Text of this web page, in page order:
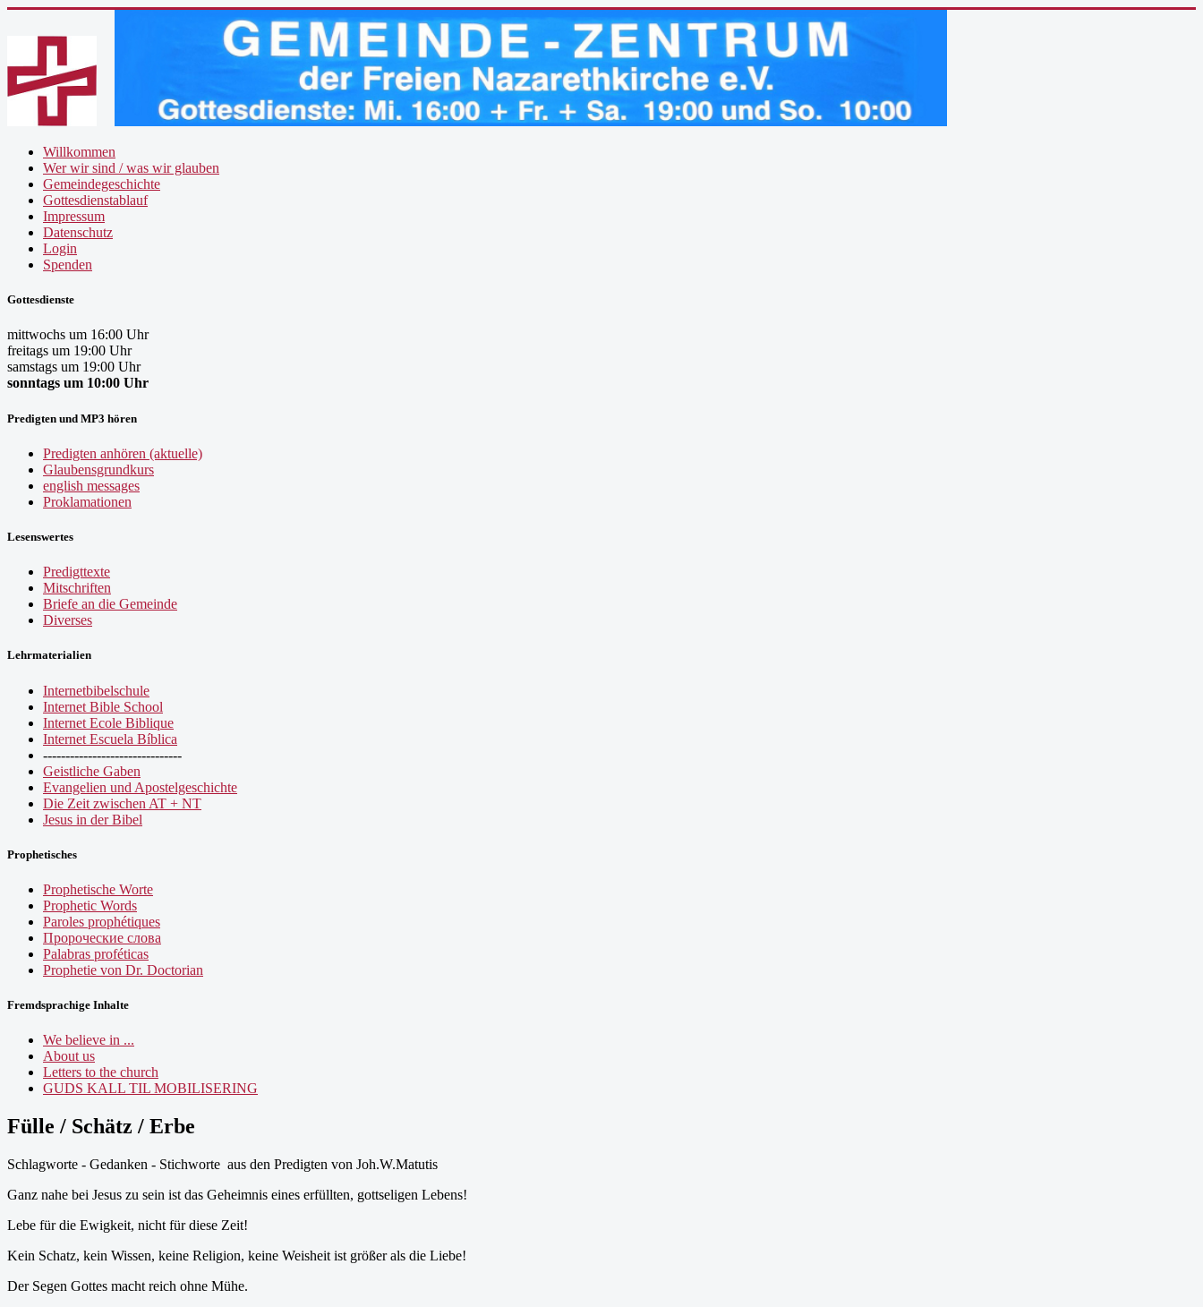
Willkommen
Wer wir sind / was wir glauben
Gemeindegeschichte
Gottesdienstablauf
Impressum
Datenschutz
Login
Spenden
Gottesdienste
mittwochs um 16:00 Uhr
freitags um 19:00 Uhr
samstags um 19:00 Uhr
sonntags um 10:00 Uhr
Predigten und MP3 hören
Predigten anhören (aktuelle)
Glaubensgrundkurs
english messages
Proklamationen
Lesenswertes
Predigttexte
Mitschriften
Briefe an die Gemeinde
Diverses
Lehrmaterialien
Internetbibelschule
Internet Bible School
Internet Ecole Biblique
Internet Escuela Bíblica
-------------------------------
Geistliche Gaben
Evangelien und Apostelgeschichte
Die Zeit zwischen AT + NT
Jesus in der Bibel
Prophetisches
Prophetische Worte
Prophetic Words
Paroles prophétiques
Пророческие слова
Palabras proféticas
Prophetie von Dr. Doctorian
Fremdsprachige Inhalte
We believe in ...
About us
Letters to the church
GUDS KALL TIL MOBILISERING
Fülle / Schätz / Erbe
Schlagworte - Gedanken - Stichworte aus den Predigten von Joh.W.Matutis
Ganz nahe bei Jesus zu sein ist das Geheimnis eines erfüllten, gottseligen Lebens!
Lebe für die Ewigkeit, nicht für diese Zeit!
Kein Schatz, kein Wissen, keine Religion, keine Weisheit ist größer als die Liebe!
Der Segen Gottes macht reich ohne Mühe.